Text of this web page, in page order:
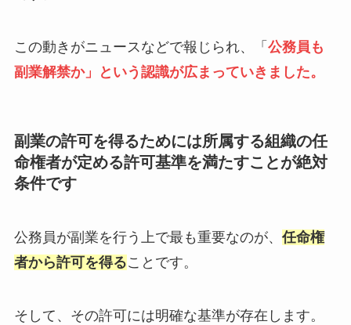
この動きがニュースなどで報じられ、「 公務員も
副業解禁か」という認識が広まっていきました。
副業の許可を得るためには所属する組織の任
命権者が定める許可基準を満たすことが絶対
条件です
公務員が副業を行う上で最も重要なのが、 任命権
者から許可を得ることです。
そして、その許可には明確な基準が存在します。